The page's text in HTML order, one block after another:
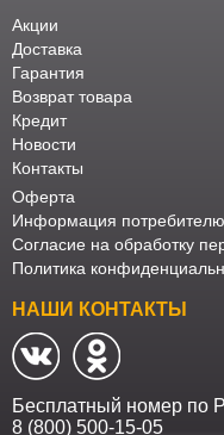
Акции
Доставка
Гарантия
Возврат товара
Кредит
Новости
Контакты
Оферта
Информация потребителю
Согласие на обработку
Политика
НАШИ КОНТАКТЫ
Бесплатный номер по
8 (800) 500-15-05